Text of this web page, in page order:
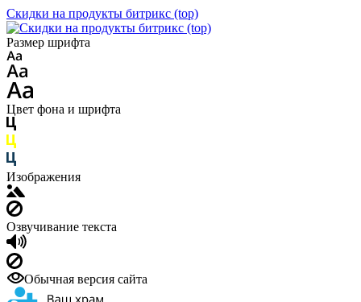
Скидки на продукты битрикс (top)
Размер шрифта
Цвет фона и шрифта
Изображения
Озвучивание текста
Обычная версия сайта